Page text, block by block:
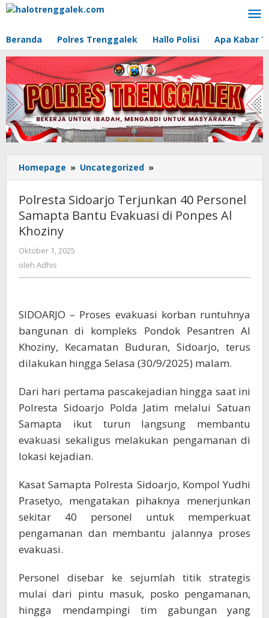
Lewati
Beranda Polres Trenggalek Hallo Polisi Apa Kabar
Homepage » Uncategorized »
Sidoarjo
40
Personel
Ponpes
Polresta Sidoarjo Terjunkan 40 Personel
Samapta Bantu Evakuasi di Ponpes Al
Khoziny
Oktober 1, 2025
oleh Adhis
SIDOARJO – Proses evakuasi korban runtuhnya
bangunan di kompleks Pondok Pesantren Al
Khoziny, Kecamatan Buduran, Sidoarjo, terus
dilakukan hingga Selasa (30/9/2025) malam.
Dari hari pertama pascakejadian hingga saat ini
Polresta Sidoarjo Polda Jatim melalui Satuan
Samapta ikut turun langsung membantu
evakuasi sekaligus melakukan pengamanan di
lokasi kejadian.
Kasat Samapta Polresta Sidoarjo, Kompol Yudhi
Prasetyo, mengatakan pihaknya menerjunkan
sekitar 40 personel untuk memperkuat
pengamanan dan membantu jalannya proses
evakuasi.
Personel disebar ke sejumlah titik strategis
mulai dari pintu masuk, posko pengamanan,
hingga mendampingi tim gabungan yang